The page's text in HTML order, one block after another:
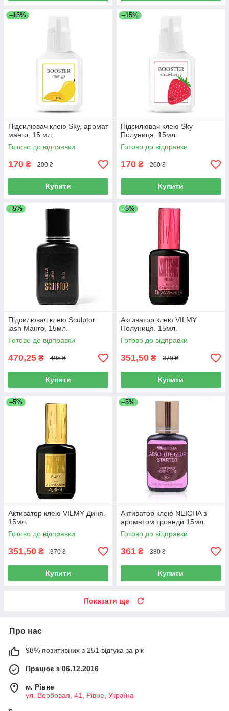
–15%
Підсилювач клею Sky, аромат
манго, 15 мл.
Готово до відправки
170 ₴ 200 ₴
Купити
–15%
Підсилювач клею Sky
Полуниця, 15мл.
Готово до відправки
170 ₴ 200 ₴
Купити
–5%
Підсилювач клею Sculptor
lash Манго, 15мл.
Готово до відправки
470,25 ₴ 495 ₴
Купити
–5%
Активатор клею VILMY
Полуниця. 15мл.
Готово до відправки
351,50 ₴ 370 ₴
Купити
–5%
Активатор клею VILMY Диня.
15мл.
Готово до відправки
351,50 ₴ 370 ₴
Купити
–5%
Активатор клею NEICHA з
ароматом троянди 15мл.
Готово до відправки
361 ₴ 380 ₴
Купити
Показати ще
Про нас
98% позитивних з 251 відгука за рік
Працює з 06.12.2016
м. Рівне
ул. Вербовая, 41, Рівне, Україна